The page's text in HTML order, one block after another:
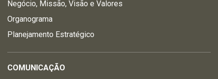
Negócio, Missão, Visão e Valores
Organograma
Planejamento Estratégico
COMUNICAÇÃO